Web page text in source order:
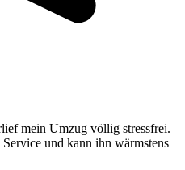
mein Umzug völlig stressfrei.
und kann ihn wärmstens